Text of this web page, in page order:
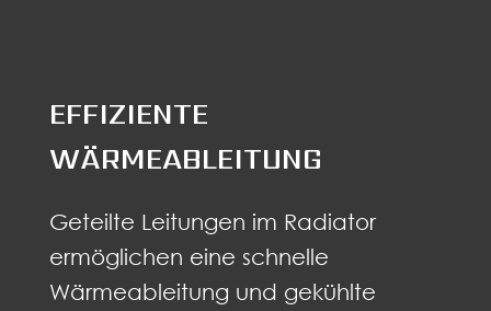
EFFIZIENTE
WÄRMEABLEITUNG
Geteilte Leitungen im Radiator
ermöglichen eine schnelle
Wärmeableitung und gekühlte